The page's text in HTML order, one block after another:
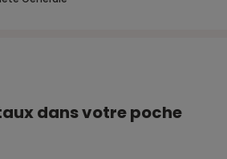
dans votre poche